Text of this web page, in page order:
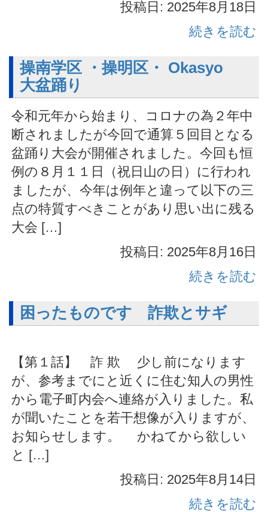
投稿日: 2025年8月18日
続きを読む
操南学区 ・操明区・ Okasyo
大盆踊り
令和元年から始まり、コロナの為２年中
断されましたが今回で通算５回目となる
盆踊り大会が開催されました。今回も恒
例の８月１１日（祝日山の日）に行われ
ましたが、今年は例年と違って以下の三
点の特質すべきことがあり思い出に残る
大会 […]
投稿日: 2025年8月16日
続きを読む
困ったものです 詐欺とサギ
【第１話】 詐 欺 少し前になります
が、参考までにと近くに住む知人の男性
から電子町内会へ連絡が入りました。私
が聞いたことを若干想像が入りますが、
お知らせします。 かねてから欲しい
と […]
投稿日: 2025年8月14日
続きを読む